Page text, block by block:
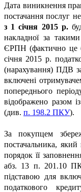
Дата виникнення
постачання послуг
з 1 січня 2015 р.
накладної за
ЄРПН (фактично це
січня 2015 р.
(нарахування) ПДВ
включені
попереднього
відображено разом
(див. п. 198.2 ПКУ).
За покупцем
постачальника,
порядок її
абз. 13 п. 201.10
підставою для
податкового